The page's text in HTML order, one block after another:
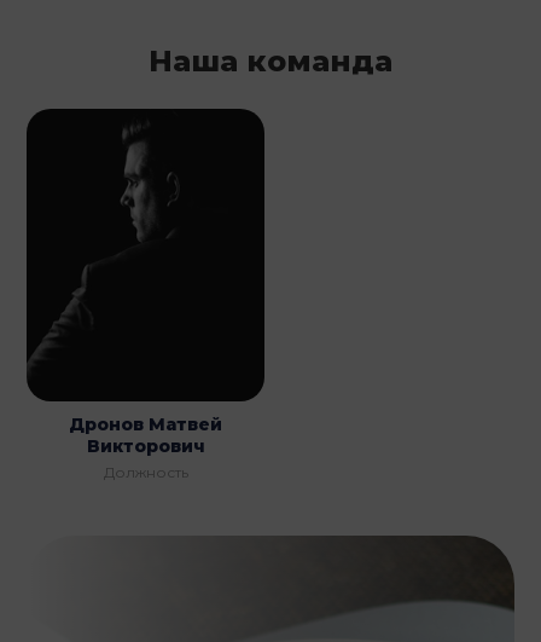
Наша команда
Дронов Матвей
Викторович
Должность